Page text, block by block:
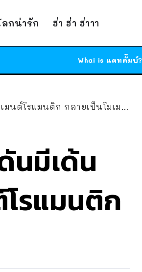
ลกน่ารัก ฮ่า ฮ่า ฮ่าาา
Whai is แคทดั๊มบ์?
ติก กลายเป็นโมเมนต์สุดขำซะงั้น
นมีเด้น
รแมนติก